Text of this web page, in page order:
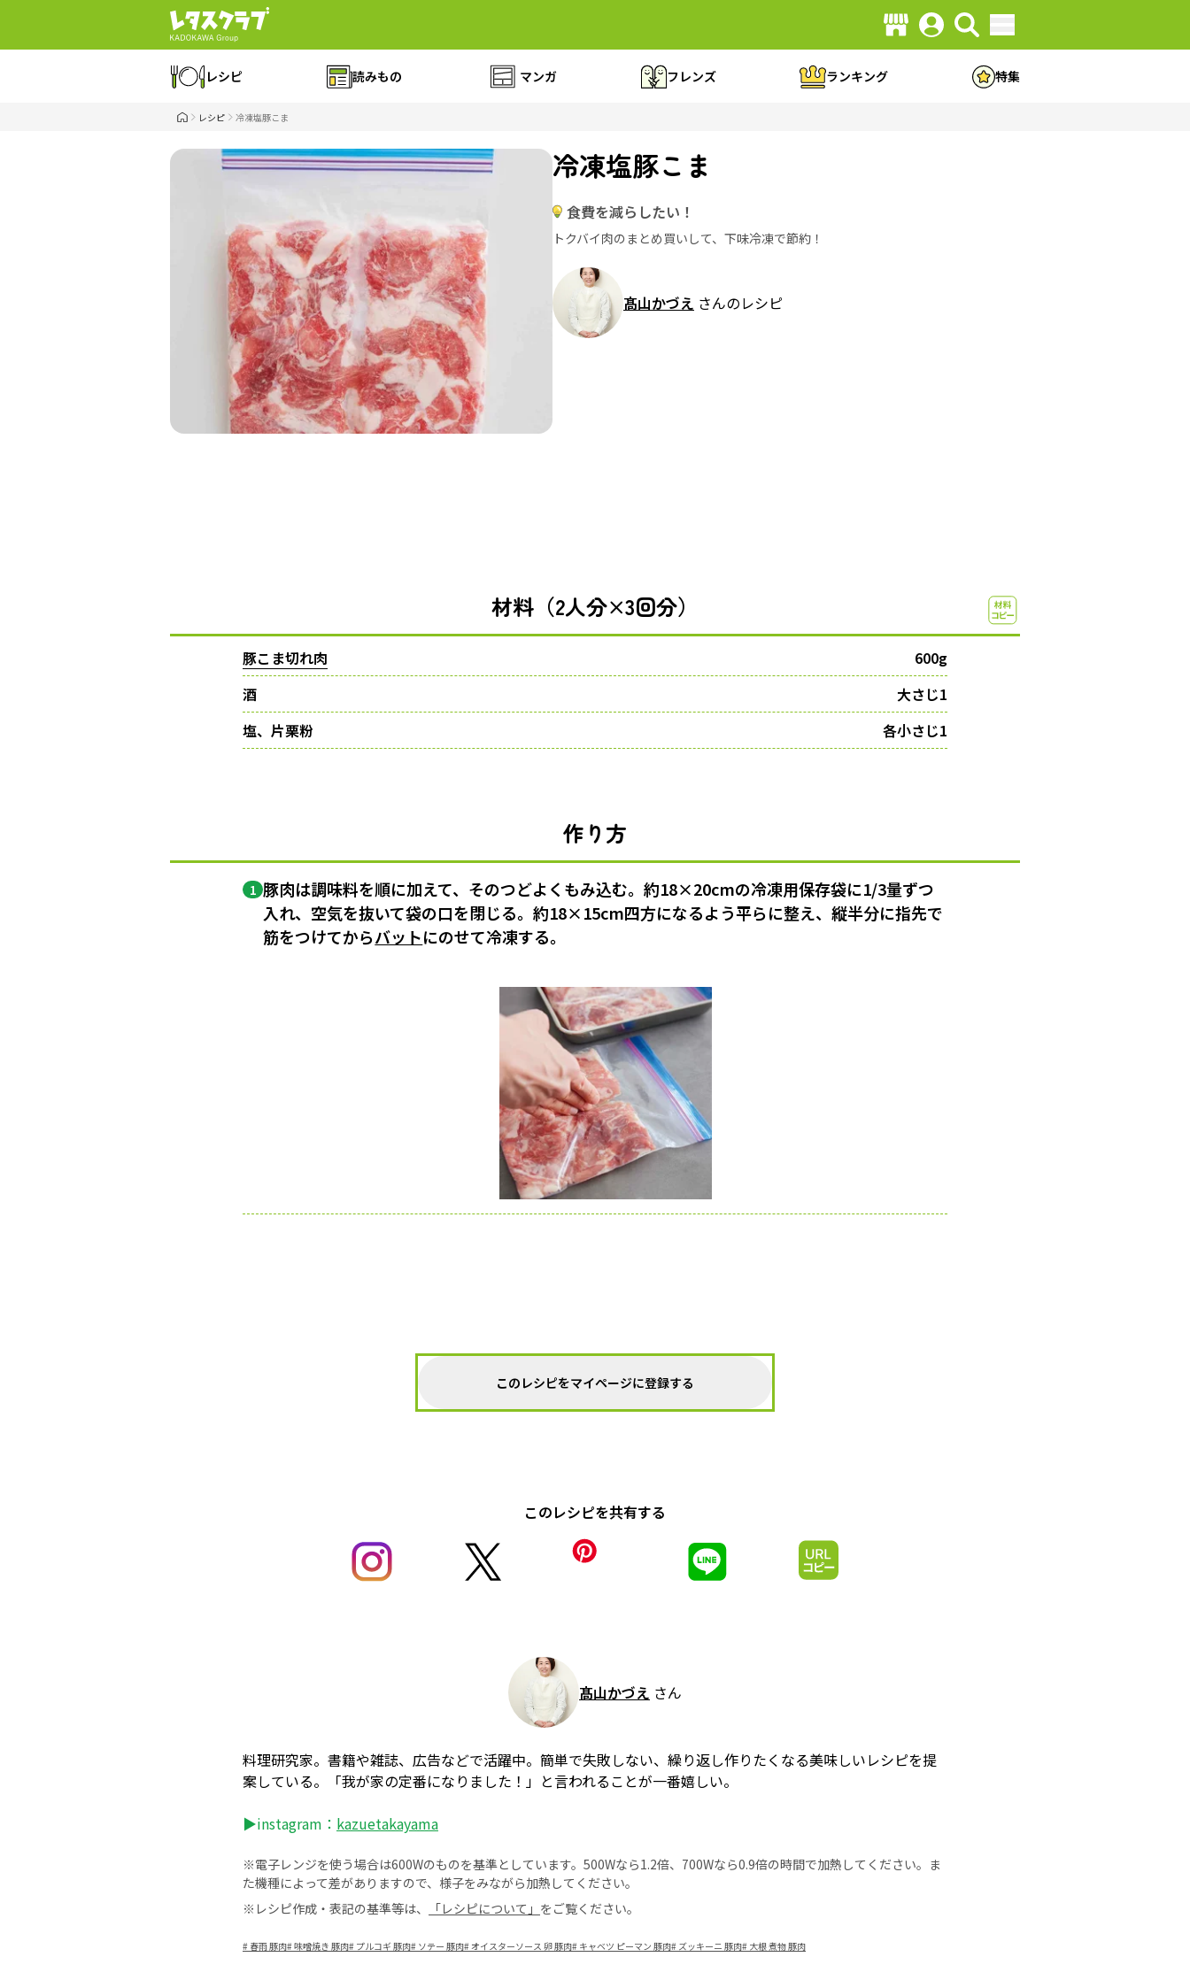
レシピ 読みもの マンガ フレンズ ランキング 特集
レシピ 冷凍塩豚こま
冷凍塩豚こま
食費を減らしたい！
トクバイ肉のまとめ買いして、下味冷凍で節約！
髙山かづえ さんのレシピ
材料（2人分×3回分）
豚こま切れ肉
600g
酒
大さじ1
塩、片栗粉
各小さじ1
作り方
1 豚肉は調味料を順に加えて、そのつどよくもみ込む。約18×20cmの冷凍用保存袋に1/3量ずつ
入れ、空気を抜いて袋の口を閉じる。約18×15cm四方になるよう平らに整え、縦半分に指先で
筋をつけてからバットにのせて冷凍する。
このレシピをマイページに登録する
このレシピを共有する
髙山かづえ さん
料理研究家。書籍や雑誌、広告などで活躍中。簡単で失敗しない、繰り返し作りたくなる美味しいレシピを提
案している。「我が家の定番になりました！」と言われることが一番嬉しい。
▶instagram： kazuetakayama
※電子レンジを使う場合は600Wのものを基準としています。500Wなら1.2倍、700Wなら0.9倍の時間で加熱してください。ま
た機種によって差がありますので、様子をみながら加熱してください。
※レシピ作成・表記の基準等は、
「レシピについて」 をご覧ください。
# 春雨 豚肉#味噌焼き 豚肉# プルコギ 豚肉# ソテー 豚肉#オイスターソース 卵 豚肉# キャベツ ピーマン 豚肉# ズッキーニ 豚肉# 大根 煮物 豚肉